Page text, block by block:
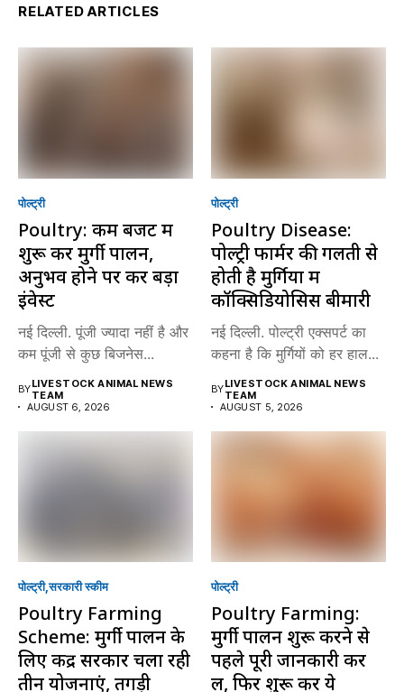
RELATED ARTICLES
पोल्ट्री
Poultry: कम बजट में
शुरू करें मुर्गी पालन,
अनुभव होने पर करें बड़ा
इंवेस्ट
नई दिल्ली. पूंजी ज्यादा नहीं है और
कम पूंजी से कुछ बिजनेस...
BYLIVESTOCK ANIMAL NEWS
TEAM
AUGUST 6, 2026
पोल्ट्री
Poultry Disease:
पोल्ट्री फार्मर की गलती से
होती है मुर्गियों में
कॉक्सिडियोसिस बीमारी
नई दिल्ली. पोल्ट्री एक्सपर्ट का
कहना है कि मुर्गियों को हर हाल...
BYLIVESTOCK ANIMAL NEWS
TEAM
AUGUST 5, 2026
पोल्ट्री सरकारी स्की‍म
Poultry Farming
Scheme: मुर्गी पालन के
लिए केंद्र सरकार चला रही
तीन योजनाएं, तगड़ी
पोल्ट्री
Poultry Farming:
मुर्गी पालन शुरू करने से
पहले पूरी जानकारी कर
लें, फिर शुरू करें ये